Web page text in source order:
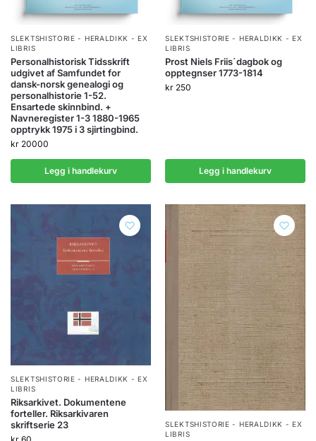
SLEKTSHISTORIE - HERALDIKK - EX
LIBRIS
Personalhistorisk Tidsskrift
udgivet af Samfundet for
dansk-norsk genealogi og
personalhistorie 1-52.
Ensartede skinnbind. +
Navneregister 1-3 1880-1965
opptrykk 1975 i 3 sjirtingbind.
kr 20000
Legg i handlekurv
SLEKTSHISTORIE - HERALDIKK - EX
LIBRIS
Prost Niels Friis´dagbok og
opptegnser 1773-1814
kr 250
Legg i handlekurv
SLEKTSHISTORIE - HERALDIKK - EX
LIBRIS
Riksarkivet. Dokumentene
forteller. Riksarkivaren
skriftserie 23
SLEKTSHISTORIE - HERALDIKK - EX
LIBRIS